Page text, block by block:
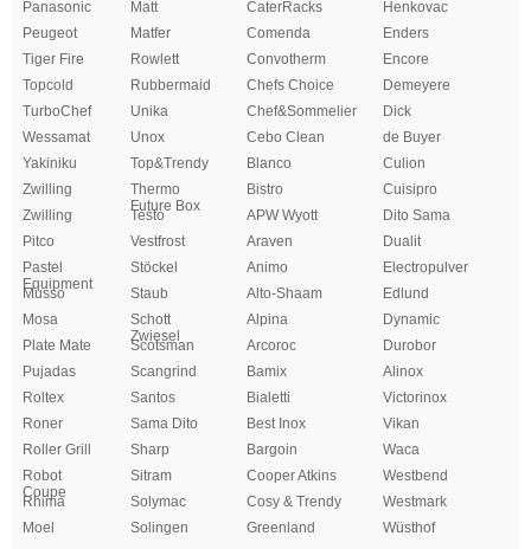
Panasonic
Matt CaterRacks
Henkovac
Peugeot
Matfer Comenda
Enders
Tiger Fire
Rowlett Convotherm
Encore
Topcold
Rubbermaid Chefs Choice
Demeyere
TurboChef
Unika Chef&Sommelier
Dick
Wessamat
Unox Cebo Clean
de Buyer
Yakiniku
Top&Trendy Blanco
Culion
Zwilling
Thermo
Future Box
Bistro
Cuisipro
Zwilling
Testo APW Wyott
Dito Sama
Pitco
Vestfrost Araven
Dualit
Pastel
Equipment
Stöckel Animo
Electropulver
Musso
Staub Alto-Shaam
Edlund
Mosa
Schott
Zwiesel
Alpina
Dynamic
Plate Mate
Scotsman Arcoroc
Durobor
Pujadas
Scangrind Bamix
Alinox
Roltex
Santos Bialetti
Victorinox
Roner
Sama Dito Best Inox
Vikan
Roller Grill
Sharp Bargoin
Waca
Robot
Coupe
Sitram Cooper Atkins
Westbend
Rhima
Solymac Cosy & Trendy
Westmark
Moel
Solingen Greenland Wüsthof